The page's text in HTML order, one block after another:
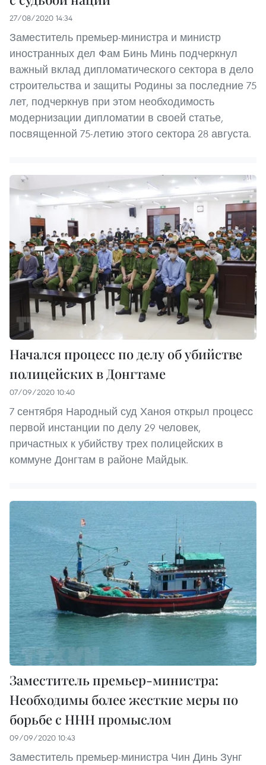
27/08/2020 14:34
Заместитель премьер-министра и министр
иностранных дел Фам Бинь Минь подчеркнул
важный вклад дипломатического сектора в дело
строительства и защиты Родины за последние 75
лет, подчеркнув при этом необходимость
модернизации дипломатии в своей статье,
посвященной 75-летию этого сектора 28 августа.
Начался процесс по делу об убийстве
полицейских в Донгтаме
07/09/2020 10:40
7 сентября Народный суд Ханоя открыл процесс
первой инстанции по делу 29 человек,
причастных к убийству трех полицейских в
коммуне Донгтам в районе Майдык.
Заместитель премьер-министра:
Необходимы более жесткие меры по
борьбе с ННН промыслом
09/09/2020 10:43
Заместитель премьер-министра Чин Динь Зунг